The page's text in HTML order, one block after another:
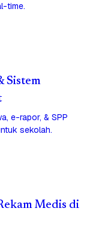
time.
Sistem
e-rapor, & SPP
sekolah.
Medis di